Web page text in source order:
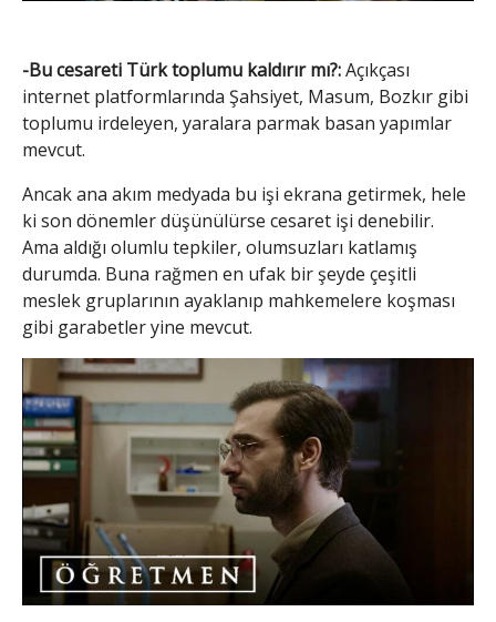
-Bu cesareti Türk toplumu kaldırır mı?:Açıkçası
internet platformlarında Şahsiyet, Masum, Bozkır gibi
toplumu irdeleyen, yaralara parmak basan yapımlar
mevcut.
Ancak ana akım medyada bu işi ekrana getirmek, hele
ki son dönemler düşünülürse cesaret işi denebilir.
Ama aldığı olumlu tepkiler, olumsuzları katlamış
durumda. Buna rağmen en ufak bir şeyde çeşitli
meslek gruplarının ayaklanıp mahkemelere koşması
gibi garabetler yine mevcut.